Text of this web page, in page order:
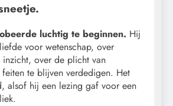
luchtig te beginnen. Hij
voor wetenschap, over
over de plicht van
te blijven verdedigen. Het
alsof hij een lezing gaf voor een